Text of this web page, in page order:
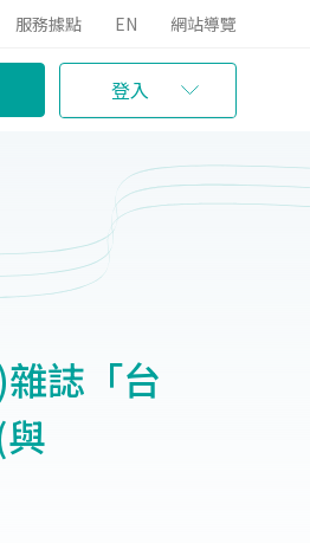
服務據點 EN 網站導覽
登入
誌「台